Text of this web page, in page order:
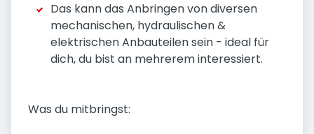
Das kann das Anbringen von diversen
mechanischen, hydraulischen &
elektrischen Anbauteilen sein - ideal für
dich, du bist an mehrerem interessiert.
Was du mitbringst: